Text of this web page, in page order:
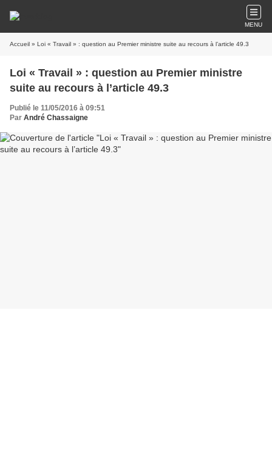
MENU
Accueil » Loi « Travail » : question au Premier ministre suite au recours à l’article 49.3
Loi « Travail » : question au Premier ministre
suite au recours à l’article 49.3
Publié le 11/05/2016 à 09:51
Par André Chassaigne